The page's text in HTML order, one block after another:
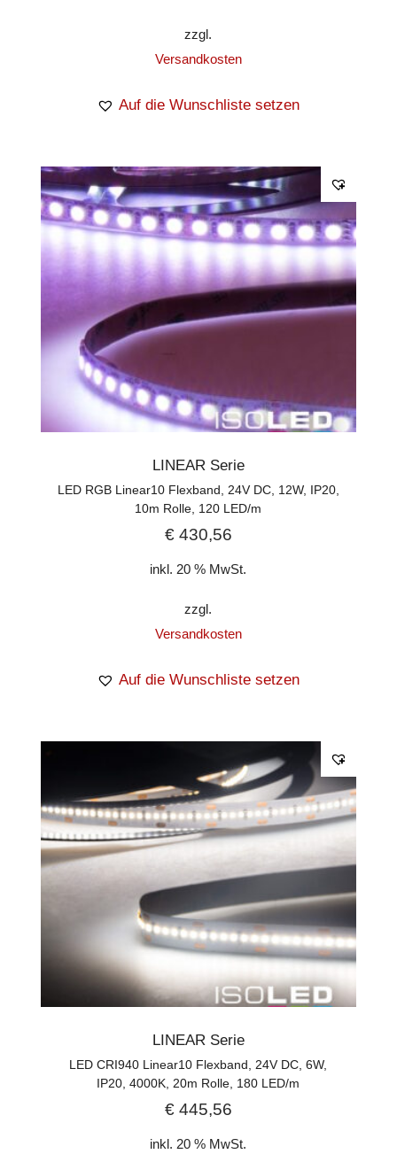
zzgl.
Versandkosten
Auf die Wunschliste setzen
LINEAR Serie
LED RGB Linear10 Flexband, 24V DC, 12W, IP20,
10m Rolle, 120 LED/m
€430,56
inkl. 20 % MwSt.
zzgl.
Versandkosten
Auf die Wunschliste setzen
LINEAR Serie
LED CRI940 Linear10 Flexband, 24V DC, 6W,
IP20, 4000K, 20m Rolle, 180 LED/m
€445,56
inkl. 20 % MwSt.